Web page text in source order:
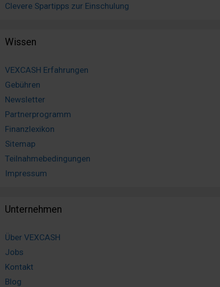
Clevere Spartipps zur Einschulung
Wissen
VEXCASH Erfahrungen
Gebühren
Newsletter
Partnerprogramm
Finanzlexikon
Sitemap
Teilnahmebedingungen
Impressum
Unternehmen
Über VEXCASH
Jobs
Kontakt
Blog